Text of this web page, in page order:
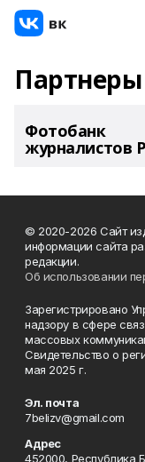
Партнеры
Фотобанк
журналистов
© 2020-2026 Сайт
информации сайта
редакции.
Об использовании
Зарегистрировано
надзору в сфере
массовых
Свидетельство о
мая 2025 г.
Эл. почта
7belizv@gmail.com
Адрес
452000, Республика